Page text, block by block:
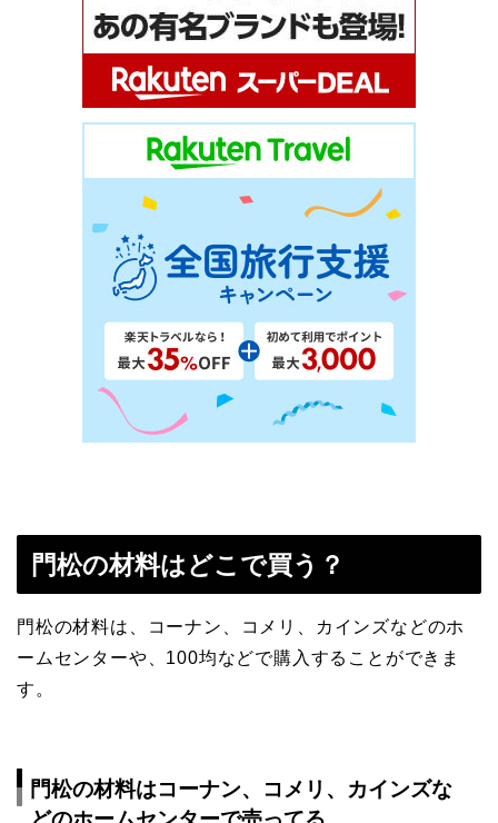
門松の材料はどこで買う？
門松の材料は、コーナン、コメリ、カインズなどのホ
ームセンターや、100均などで購入することができま
す。
門松の材料はコーナン、コメリ、カインズな